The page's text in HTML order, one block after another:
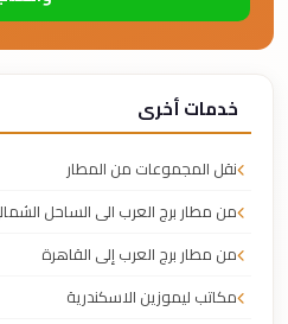
خدمات أخرى
نقل المجموعات من المطار
من مطار برج العرب الى الساحل الشمالي
من مطار برج العرب إلى القاهرة
مكاتب ليموزين الاسكندرية